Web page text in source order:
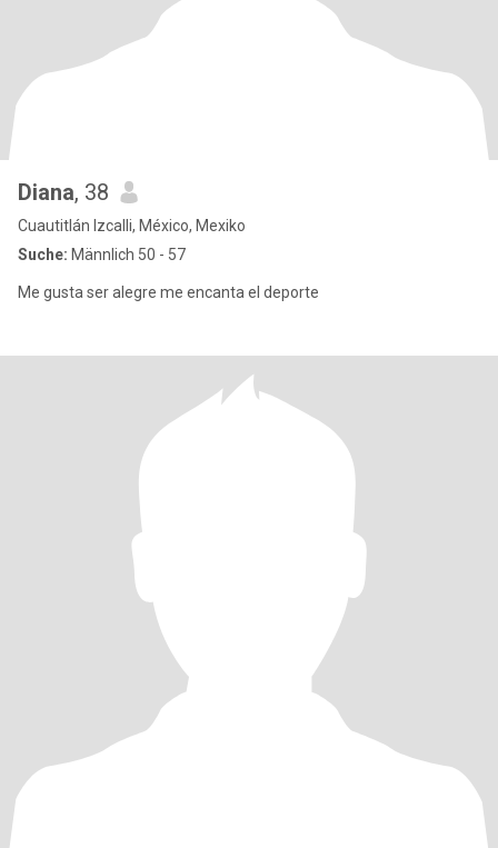
Diana, 38
Cuautitlán Izcalli, México, Mexiko
Suche: Männlich 50 - 57
Me gusta ser alegre me encanta el deporte